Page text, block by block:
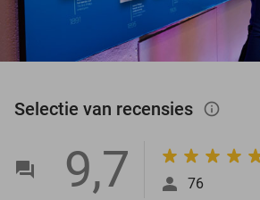
Selectie van recensies info_outlined
9,7 76